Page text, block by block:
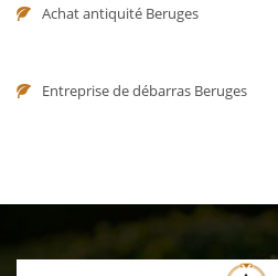
Achat antiquité Beruges
Entreprise de débarras Beruges